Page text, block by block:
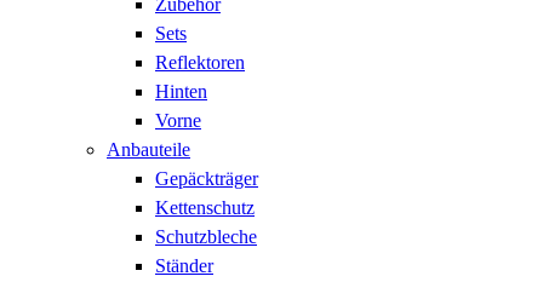
Sets
Reflektoren
Hinten
Vorne
Anbauteile
Gepäckträger
Kettenschutz
Schutzbleche
Ständer